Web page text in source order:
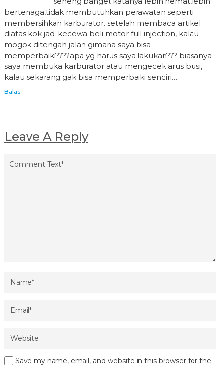
bertenaga,tidak membutuhkan perawatan seperti
membersihkan karburator. setelah membaca artikel
diatas kok jadi kecewa beli motor full injection, kalau
mogok ditengah jalan gimana saya bisa
memperbaiki????apa yg harus saya lakukan??? biasanya
saya membuka karburator atau mengecek arus busi,
kalau sekarang gak bisa memperbaiki sendiri….
Balas
Leave A Reply
Save my name, email, and website in this browser for the